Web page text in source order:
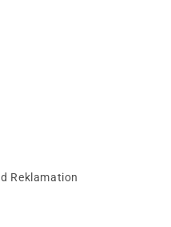
Reklamation